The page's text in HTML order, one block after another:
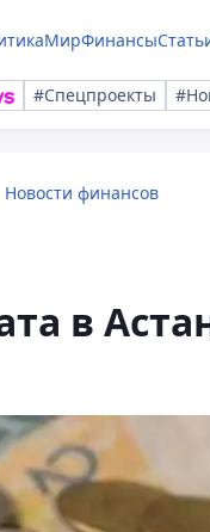
МирФинансы
#Спецпроекты
Новости финансов
в